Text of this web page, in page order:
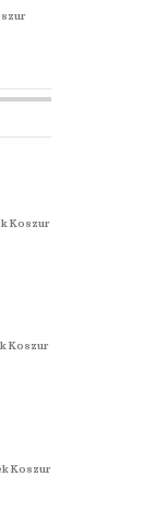
Koszur
Koszur
Koszur